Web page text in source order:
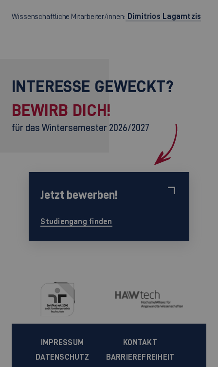
Wissenschaftliche Mitarbeiter/innen: Dimitrios Lagamtzis
INTERESSE GEWECKT?
BEWIRB DICH!
für das Wintersemester 2026/2027
Jetzt bewerben!
Studiengang finden
IMPRESSUM
KONTAKT
DATENSCHUTZ
BARRIEREFREIHEIT